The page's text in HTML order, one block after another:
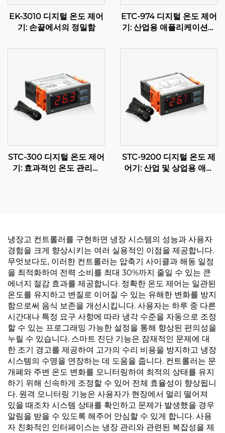
EK-3010 디지털 온도 제어
기: 손끝에서의 정밀함
ETC-974 디지털 온도 제어
기: 산업용 애플리케이션을
제어
STC-300 디지털 온도 제어
기: 효과적인 온도 관리를
STC-9200 디지털 온도 제
어기: 산업 및 상업용 애플
냉장고 컨트롤러를 구현하면 냉장 시스템의 성능과 사용자
경험을 크게 향상시키는 여러 실용적인 이점을 제공합니다.
무엇보다도, 이러한 컨트롤러는 압축기 사이클과 해동 일정
을 최적화하여 전력 소비를 최대 30%까지 줄일 수 있는 큰
에너지 절감 효과를 제공합니다. 정확한 온도 제어는 일관된
온도를 유지하고 변질로 이어질 수 있는 유해한 변화를 방지
함으로써 음식 보존을 개선시킵니다. 사용자는 하루 중 다른
시간대나 특정 요구 사항에 따라 냉각 수준을 자동으로 조정
할 수 있는 프로그래밍 가능한 설정을 통해 향상된 편의성을
누릴 수 있습니다. 스마트 진단 기능은 잠재적인 문제에 대
한 조기 경고를 제공하여 고가의 수리 비용을 방지하고 냉장
시스템의 수명을 연장하는 데 도움을 줍니다. 컨트롤러는 문
개폐와 주변 온도 변화를 모니터링하여 최적의 상태를 유지
하기 위해 신속하게 조정할 수 있어 전체 효율성이 향상됩니
다. 원격 모니터링 기능은 사용자가 현장에서 멀리 떨어져
있을 때조차 시스템 상태를 확인하고 문제가 발생했을 경우
알림을 받을 수 있도록 해주어 안심할 수 있게 합니다. 사용
자 친화적인 인터페이스는 냉장 관리와 관련된 복잡성을 제